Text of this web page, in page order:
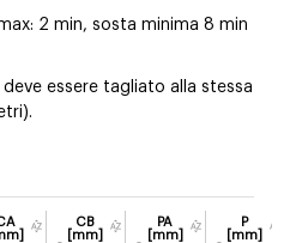
2 min, sosta minima 8 min
essere tagliato alla stessa
CB
[mm]
PA
[mm]
P
[mm]